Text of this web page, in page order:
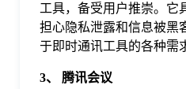
工具，备受用户推崇。它
担心隐私泄露和信息被黑
于即时通讯工具的各种需
3、 腾讯会议